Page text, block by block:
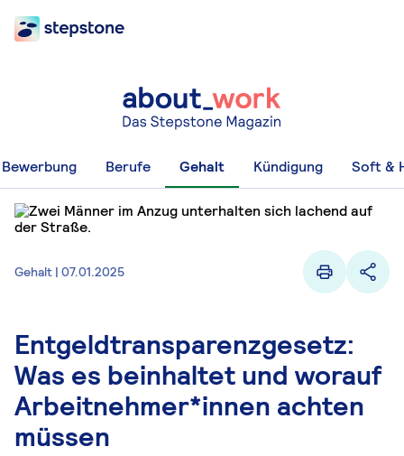
Bewerbung Berufe Gehalt Kündigung Soft &
Gehalt | 07.01.2025
Entgeldtransparenzgesetz:
Was es beinhaltet und worauf
Arbeitnehmer*innen achten
müssen